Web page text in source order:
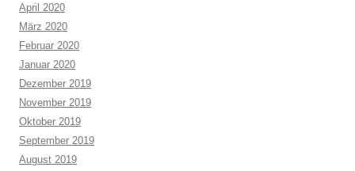
April 2020
März 2020
Februar 2020
Januar 2020
Dezember 2019
November 2019
Oktober 2019
September 2019
August 2019